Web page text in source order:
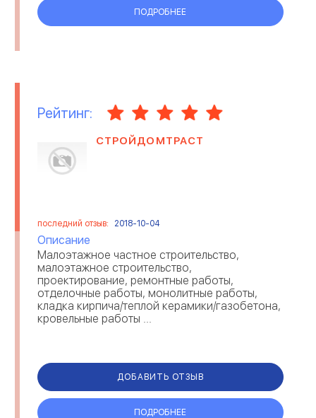
ПОДРОБНЕЕ
Рейтинг:
СТРОЙДОМТРАСТ
последний отзыв: 2018-10-04
Описание
Малоэтажное частное строительство,
малоэтажное строительство,
проектирование, ремонтные работы,
отделочные работы, монолитные работы,
кладка кирпича/теплой керамики/газобетона,
кровельные работы ...
ДОБАВИТЬ ОТЗЫВ
ПОДРОБНЕЕ